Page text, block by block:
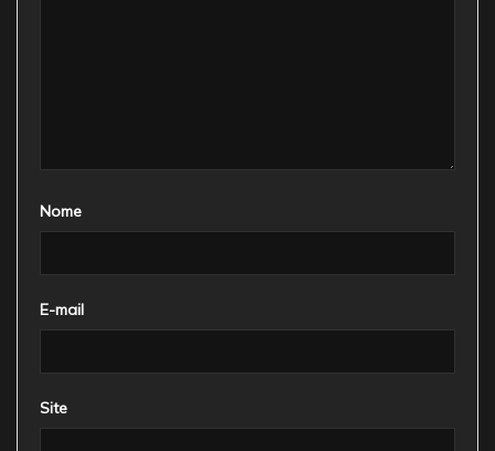
Nome
E-mail
Site